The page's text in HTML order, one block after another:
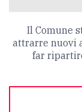
Il Comune
attrarre nuovi
far